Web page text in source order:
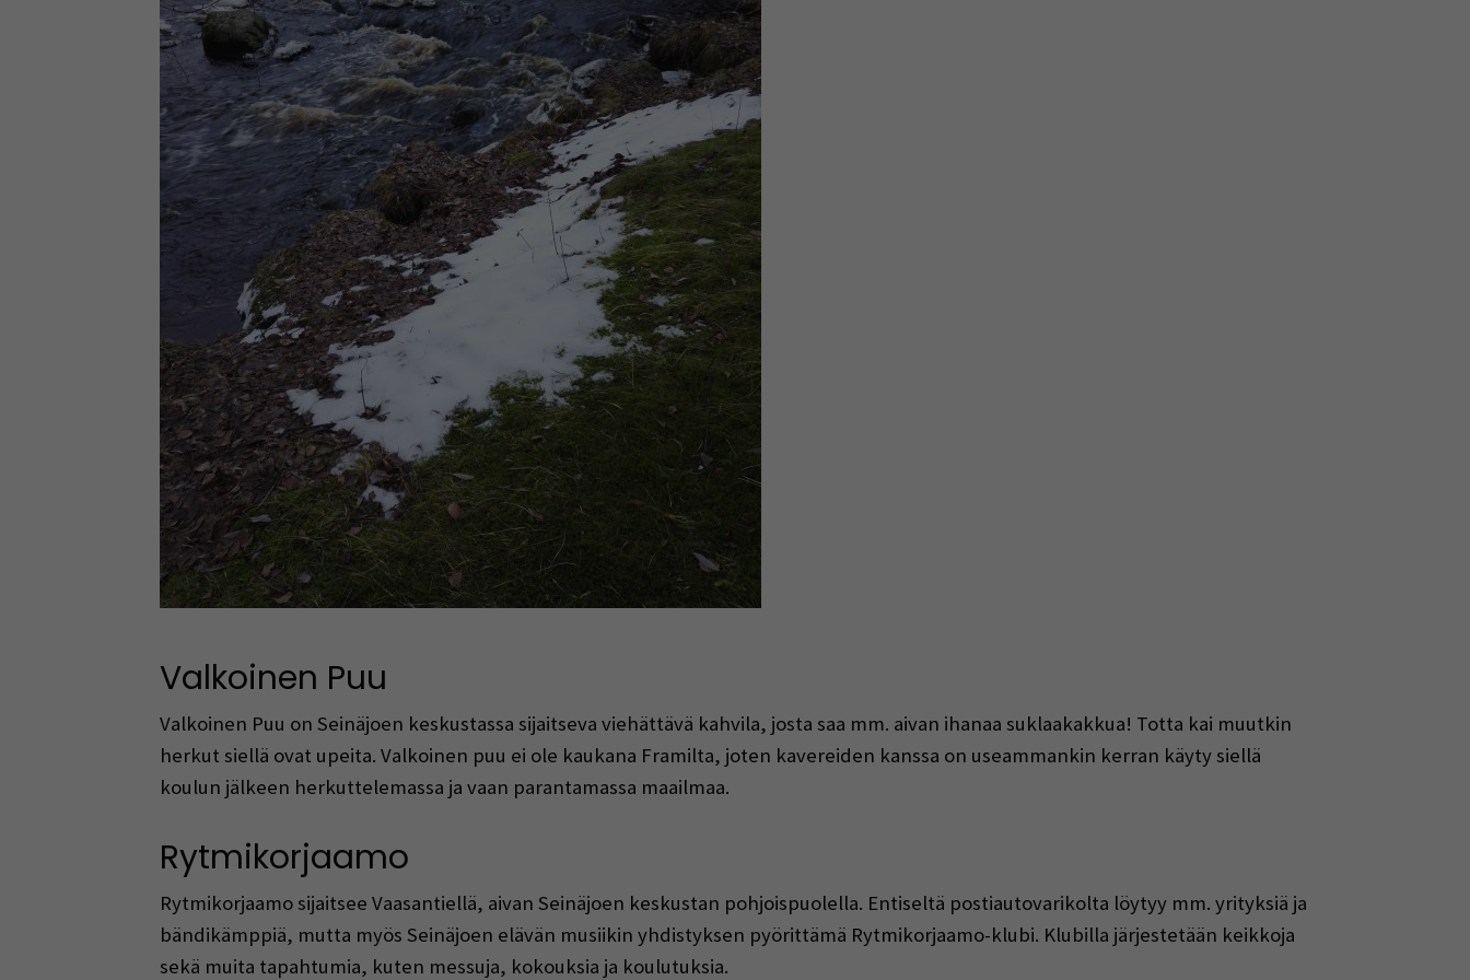
Valkoinen Puu
Valkoinen Puu on Seinäjoen keskustassa sijaitseva viehättävä kahvila, josta saa mm. aivan ihanaa suklaakakkua! Totta kai muutkin
herkut siellä ovat upeita. Valkoinen puu ei ole kaukana Framilta, joten kavereiden kanssa on useammankin kerran käyty siellä
koulun jälkeen herkuttelemassa ja vaan parantamassa maailmaa.
Rytmikorjaamo
Rytmikorjaamo sijaitsee Vaasantiellä, aivan Seinäjoen keskustan pohjoispuolella. Entiseltä postiautovarikolta löytyy mm. yrityksiä ja
bändikämppiä, mutta myös Seinäjoen elävän musiikin yhdistyksen pyörittämä Rytmikorjaamo-klubi. Klubilla järjestetään keikkoja
sekä muita tapahtumia, kuten messuja, kokouksia ja koulutuksia.